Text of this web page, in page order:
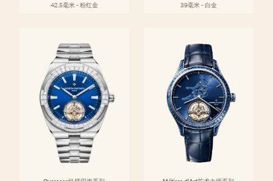
42.5毫米 - 粉红金 39毫米 - 白金